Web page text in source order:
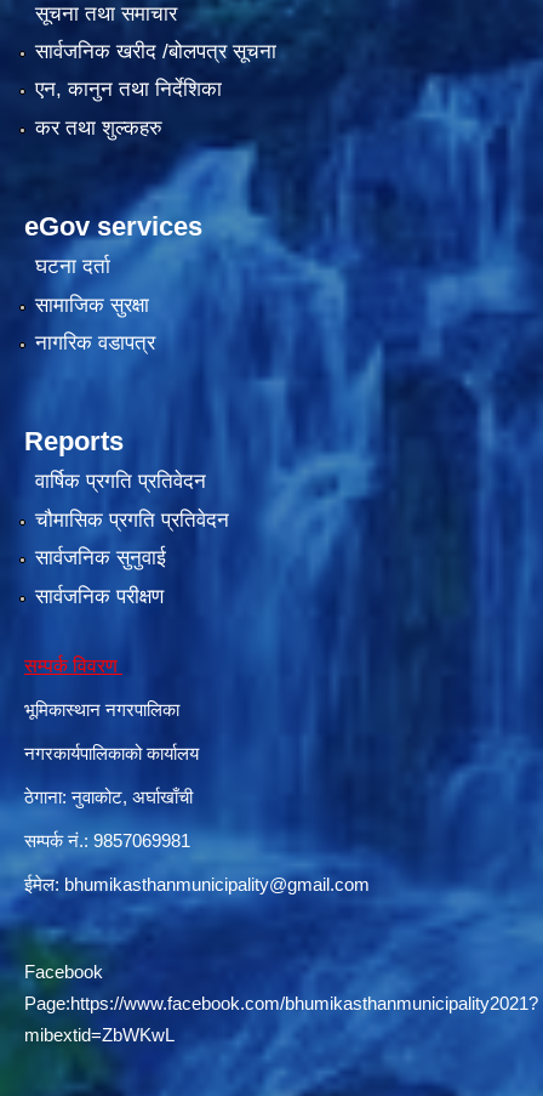
सूचना तथा समाचार
सार्वजनिक खरीद /बोलपत्र सूचना
एन, कानुन तथा निर्देशिका
कर तथा शुल्कहरु
eGov services
घटना दर्ता
सामाजिक सुरक्षा
नागरिक वडापत्र
Reports
वार्षिक प्रगति प्रतिवेदन
चौमासिक प्रगति प्रतिवेदन
सार्वजनिक सुनुवाई
सार्वजनिक परीक्षण
सम्पर्क विवरण
भूमिकास्थान नगरपालिका
नगरकार्यपालिकाको कार्यालय
ठेगाना: नुवाकोट, अर्घाखाँची
सम्पर्क नं.: 9857069981
ईमेल: bhumikasthanmunicipality@gmail.com
Facebook
Page:https://www.facebook.com/bhumikasthanmunicipality2021?
mibextid=ZbWKwL